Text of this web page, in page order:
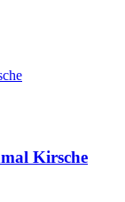
Kirsche